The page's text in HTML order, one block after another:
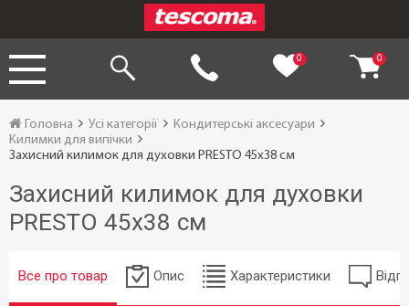
0 0
Головна Усі категорії
Кондитерські аксесуари
Килимки для випічки
Захисний килимок для духовки PRESTO 45x38 см
Захисний килимок для духовки
PRESTO 45x38 см
Все про товар Опис Характеристики